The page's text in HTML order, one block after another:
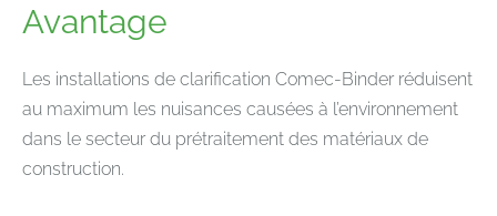
Avantage
Les installations de clarification Comec-Binder réduisent
au maximum les nuisances causées à l’environnement
dans le secteur du prétraitement des matériaux de
construction.